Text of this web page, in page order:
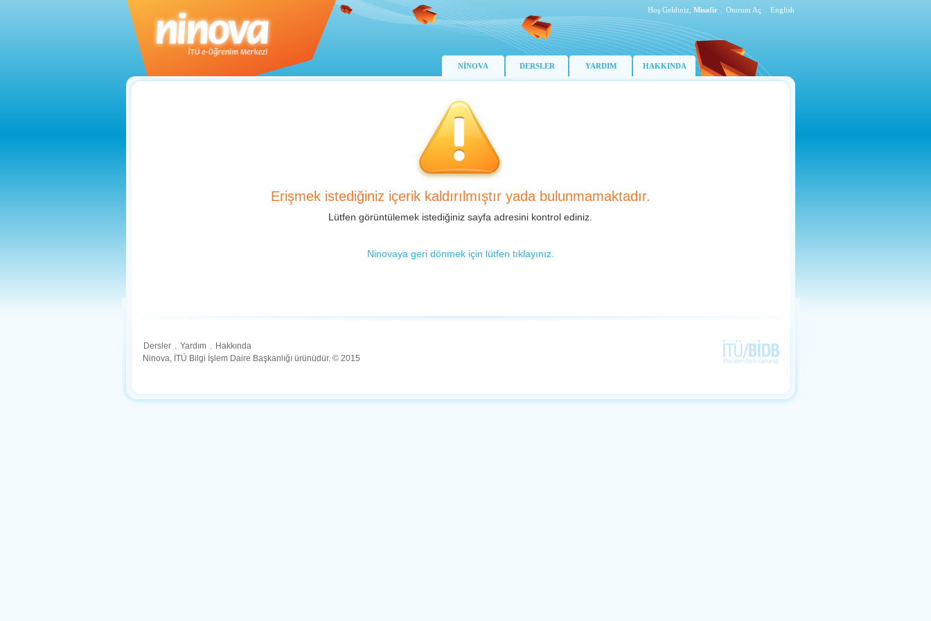
Hoş Geldiniz, Misafir Oturum Aç English
NİNOVA DERSLER YARDIM HAKKINDA
Erişmek istediğiniz içerik kaldırılmıştır yada bulunmamaktadır.
Lütfen görüntülemek istediğiniz sayfa adresini kontrol ediniz.
Ninovaya geri dönmek için lütfen tıklayınız.
Dersler . Yardım . Hakkında
Ninova, İTÜ Bilgi İşlem Daire Başkanlığı ürünüdür. © 2015